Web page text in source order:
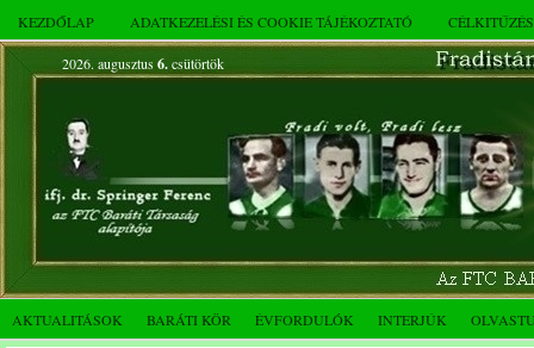
KEZDŐLAP ADATKEZELÉSI ÉS COOKIE TÁJÉKOZTATÓ
2026. augusztus 6.csütörtök
AKTUALITÁSOK BARÁTI KÖR ÉVFORDULÓK INTERJÚK